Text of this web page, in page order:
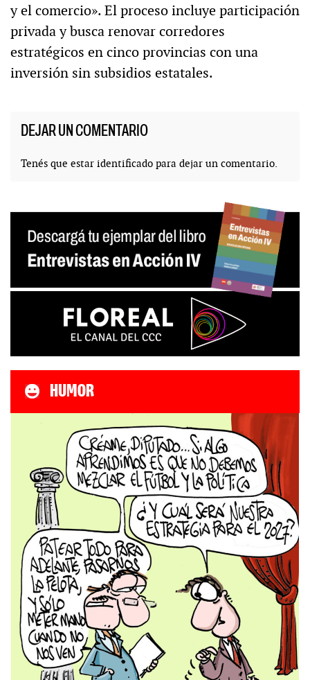
y el comercio». El proceso incluye participación
privada y busca renovar corredores
estratégicos en cinco provincias con una
inversión sin subsidios estatales.
DEJAR UN COMENTARIO
Tenés que estar identificado para dejar un comentario.
HUMOR